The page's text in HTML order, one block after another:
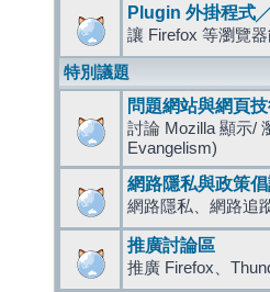
Plugin 外掛程式
讓 Firefox 等瀏覽
特別議題
問題網站與網頁
討論 Mozilla 顯示/
Evangelism)
網路隱私與政策
網路隱私、網路追
推廣討論區
推廣 Firefox、